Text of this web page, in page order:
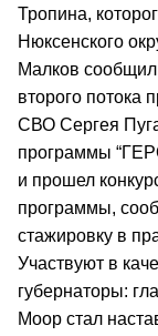
Тропина,
Нюксенского
Малков
второго потока
СВО Сергея
программы
и прошел
программы,
стажировку в
Участвуют в
губернаторы:
Моор стал